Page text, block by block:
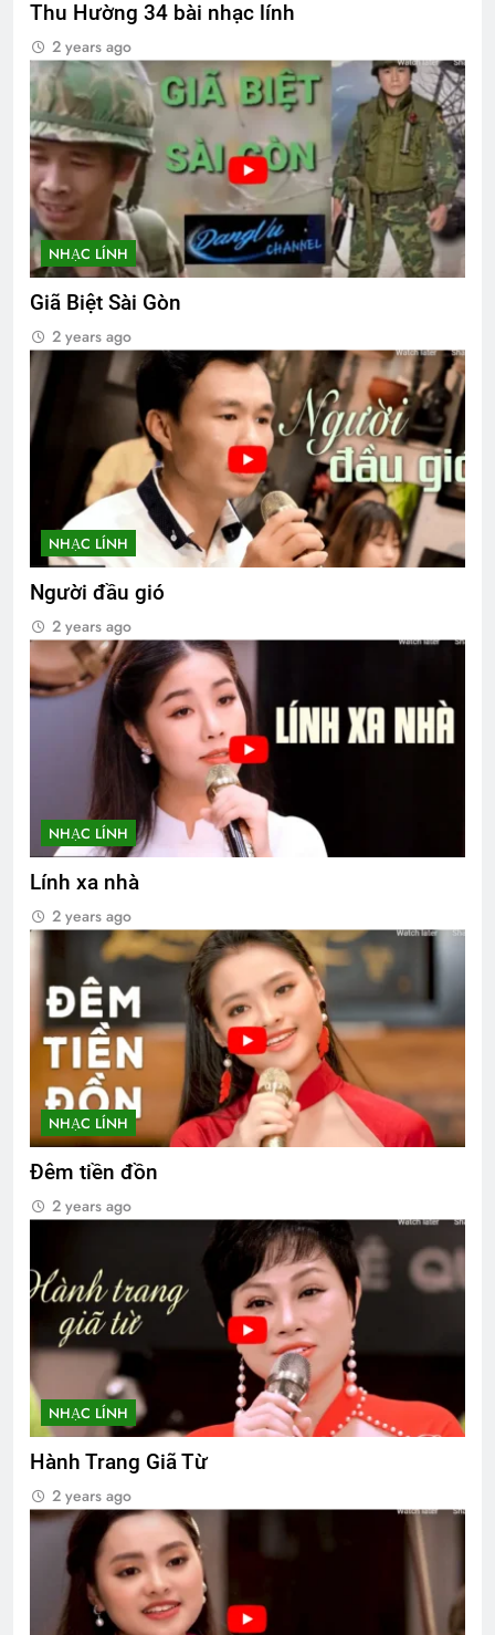
Thu Hường 34 bài nhạc lính
2 years ago
NHẠC LÍNH
Giã Biệt Sài Gòn
2 years ago
NHẠC LÍNH
Người đầu gió
2 years ago
NHẠC LÍNH
Lính xa nhà
2 years ago
NHẠC LÍNH
Đêm tiền đồn
2 years ago
NHẠC LÍNH
Hành Trang Giã Từ
2 years ago